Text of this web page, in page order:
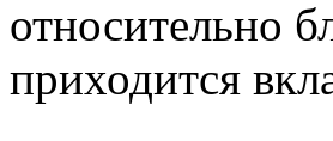
относительно
приходится